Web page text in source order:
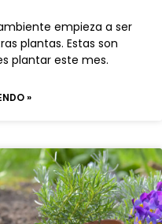
empieza a ser
plantas. Estas son
plantar este mes.
»